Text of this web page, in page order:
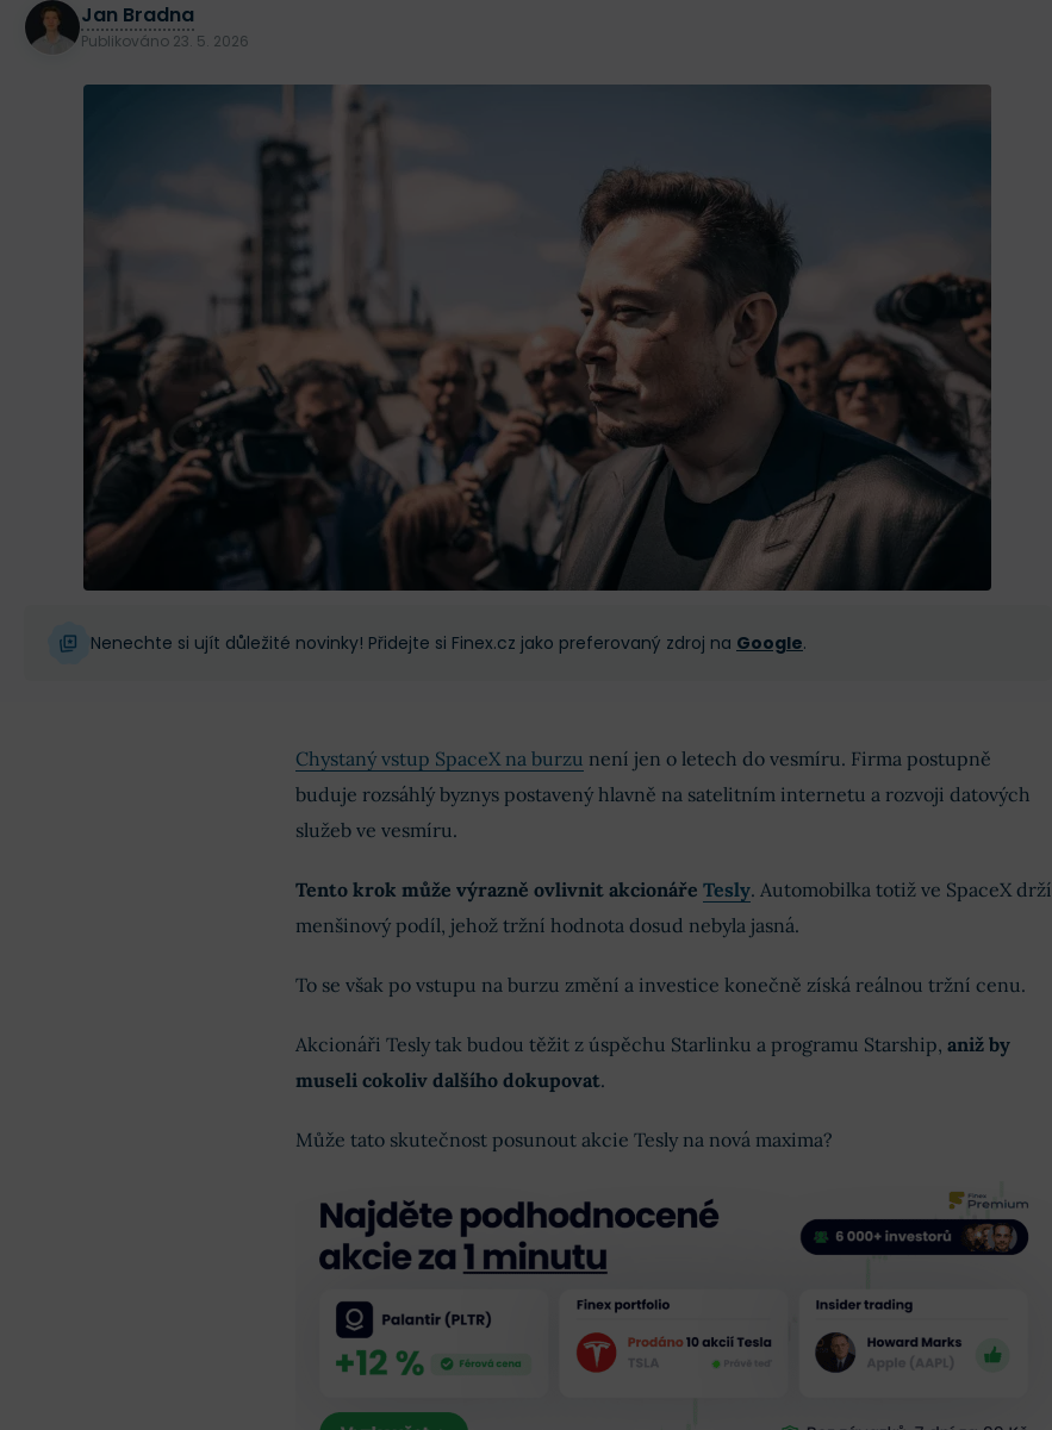
Jan Bradna
Publikováno 23. 5. 2026
Nenechte si ujít důležité novinky! Přidejte si Finex.cz jako preferovaný zdroj na Google.
Chystaný vstup SpaceX na burzu není jen o letech do vesmíru. Firma postupně
buduje rozsáhlý byznys postavený hlavně na satelitním internetu a rozvoji datových
služeb ve vesmíru.
Tento krok může výrazně ovlivnit akcionáře Tesly. Automobilka totiž ve SpaceX drží
menšinový podíl, jehož tržní hodnota dosud nebyla jasná.
To se však po vstupu na burzu změní a investice konečně získá reálnou tržní cenu.
Akcionáři Tesly tak budou těžit z úspěchu Starlinku a programu Starship, aniž by
museli cokoliv dalšího dokupovat.
Může tato skutečnost posunout akcie Tesly na nová maxima?